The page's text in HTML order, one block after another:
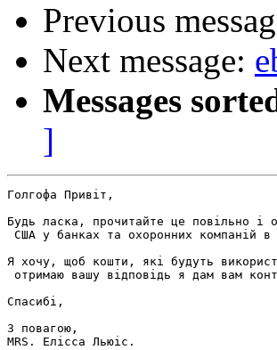
Previous
Next message:
Messages
]
Голгофа Привіт,
Будь ласка, прочитайте це повільно
США у банках та охоронних компаній
Я хочу, щоб кошти, які будуть
отримаю вашу відповідь я дам вам
Спасибі,
З повагою,
MRS. Елісса Льюіс.